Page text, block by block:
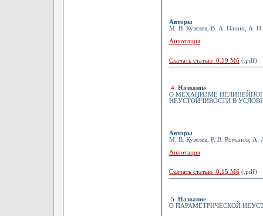
Авторы
М. В. Кузелев, В. А. Панин, А. П.
Аннотация
Скачать статью 0.19 Мб (.pdf)
4 Название
О МЕХАНИЗМЕ
НЕУСТОЙЧИВОСТИ В
Авторы
М. В. Кузелев, Р. В. Романов, А.
Аннотация
Скачать статью 0.15 Мб (.pdf)
5
Название
О ПАРАМЕТРИЧЕСКОЙ